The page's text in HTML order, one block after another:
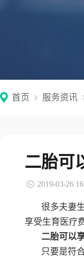
首页 服务资讯
二胎可
2019-03-26
很多夫妻
享受生育医疗
二胎可以
只要是符